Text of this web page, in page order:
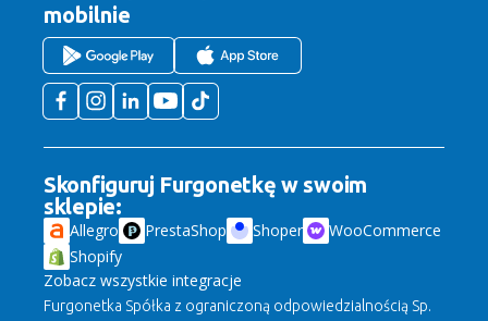
mobilnie
Skonfiguruj Furgonetkę w swoim
sklepie:
Allegro PrestaShop Shoper
WooCommerce
Shopify
Zobacz wszystkie integracje
Furgonetka Spółka z ograniczoną odpowiedzialnością Sp.